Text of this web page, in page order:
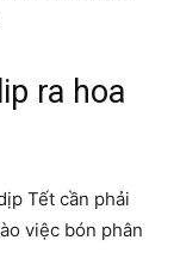
ra hoa
Tết cần phải
việc bón phân